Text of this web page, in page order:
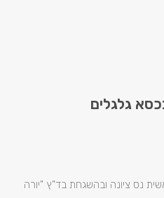
גלגלים
נס ציונה ובהשגחת בד"ץ "יורה